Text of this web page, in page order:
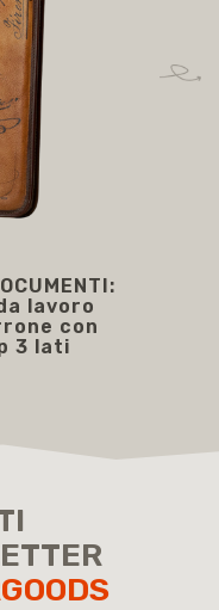
lavoro
con
3 lati